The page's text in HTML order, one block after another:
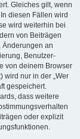
Gleiches gilt, wenn
diesen Fällen wird
wird weiterhin bei
von Beiträgen
Änderungen an
Benutzer-
von deinem Browser
wird nur in der „Wer
gespeichert.
dass weitere
oder explizit